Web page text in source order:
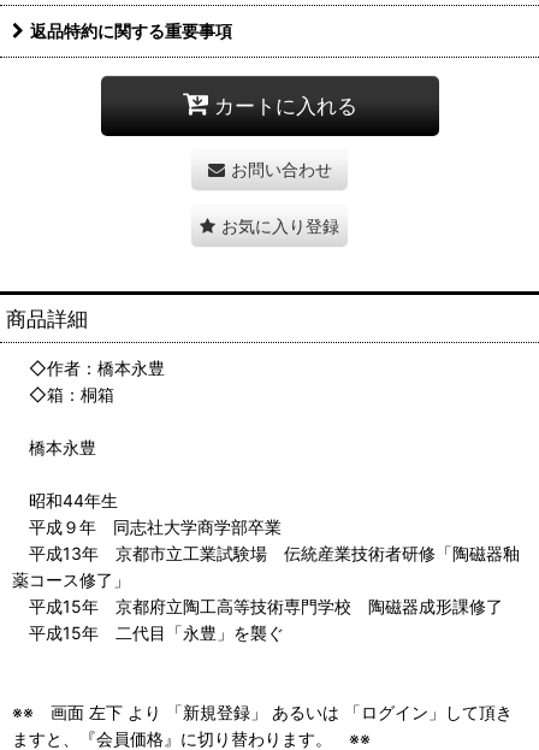
返品特約に関する重要事項
カートに入れる
お問い合わせ
お気に入り登録
商品詳細
◇作者：橋本永豊
◇箱：桐箱
橋本永豊
昭和44年生
平成９年 同志社大学商学部卒業
平成13年 京都市立工業試験場 伝統産業技術者研修「陶磁器釉
薬コース修了」
平成15年 京都府立陶工高等技術専門学校 陶磁器成形課修了
平成15年 二代目「永豊」を襲ぐ
※※ 画面 左下 より 「新規登録」 あるいは 「ログイン」して頂き
ますと、『会員価格』に切り替わります。 ※※